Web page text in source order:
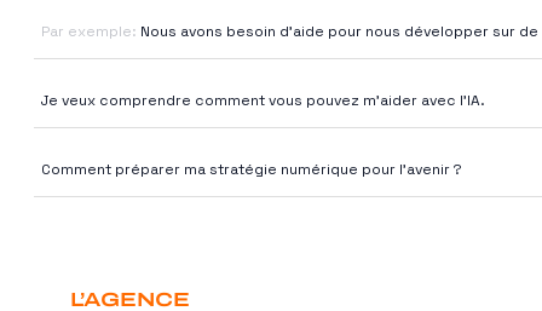
L’AGENCE
Par exemple: Nous avons besoin d'aide pour nous développer sur
Je veux comprendre comment vous pouvez m'aider avec l'IA.
Comment préparer ma stratégie numérique pour l'avenir ?